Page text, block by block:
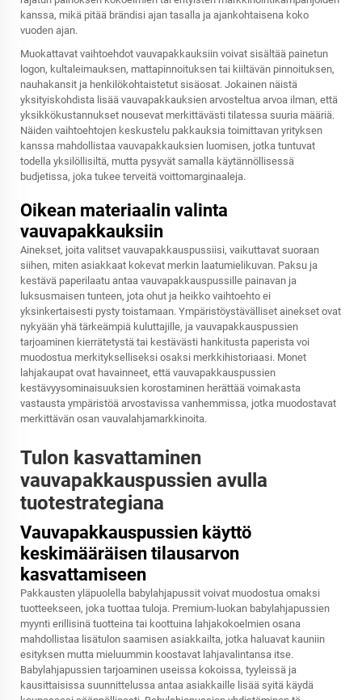
kanssa, mikä pitää brändisi ajan tasalla ja ajankohtaisena koko
vuoden ajan.
Muokattavat vaihtoehdot vauvapakkauksiin voivat sisältää painetun
logon, kultaleimauksen, mattapinnoituksen tai kiiltävän pinnoituksen,
nauhakansit ja henkilökohtaistetut sisäosat. Jokainen näistä
yksityiskohdista lisää vauvapakkauksien arvosteltua arvoa ilman, että
yksikkökustannukset nousevat merkittävästi tilatessa suuria määriä.
Näiden vaihtoehtojen keskustelu pakkauksia toimittavan yrityksen
kanssa mahdollistaa vauvapakkauksien luomisen, jotka tuntuvat
todella yksilöllisiltä, mutta pysyvät samalla käytännöllisessä
budjetissa, joka tukee terveitä voittomarginaaleja.
Oikean materiaalin valinta
vauvapakkauksiin
Ainekset, joita valitset vauvapakkauspussiisi, vaikuttavat suoraan
siihen, miten asiakkaat kokevat merkin laatumielikuvan. Paksu ja
kestävä paperilaatu antaa vauvapakkauspussille painavan ja
luksusmaisen tunteen, jota ohut ja heikko vaihtoehto ei
yksinkertaisesti pysty toistamaan. Ympäristöystävälliset ainekset ovat
nykyään yhä tärkeämpiä kuluttajille, ja vauvapakkauspussien
tarjoaminen kierrätetystä tai kestävästi hankitusta paperista voi
muodostua merkitykselliseksi osaksi merkkihistoriaasi. Monet
lahjakaupat ovat havainneet, että vauvapakkauspussien
kestävyysominaisuuksien korostaminen herättää voimakasta
vastausta ympäristöä arvostavissa vanhemmissa, jotka muodostavat
merkittävän osan vauvalahjamarkkinoita.
Tulon kasvattaminen
vauvapakkauspussien avulla
tuotestrategiana
Vauvapakkauspussien käyttö
keskimääräisen tilausarvon
kasvattamiseen
Pakkausten yläpuolella babylahjapussit voivat muodostua omaksi
tuotteekseen, joka tuottaa tuloja. Premium-luokan babylahjapussien
myynti erillisinä tuotteina tai koottuina lahjakokoelmien osana
mahdollistaa lisätulon saamisen asiakkailta, jotka haluavat kauniin
esityksen mutta mieluummin koostavat lahjavalintansa itse.
Babylahjapussien tarjoaminen useissa kokoissa, tyyleissä ja
kausittaisissa suunnittelussa antaa asiakkaille lisää syitä käydä